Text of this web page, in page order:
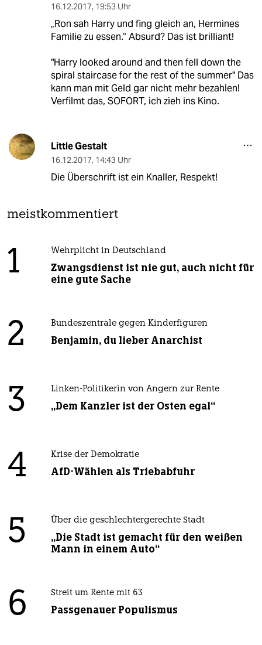
16.12.2017, 19:53 Uhr
„Ron sah Harry und fing gleich an, Hermines
Familie zu essen.“ Absurd? Das ist brilliant!
"Harry looked around and then fell down the
spiral staircase for the rest of the summer" Das
kann man mit Geld gar nicht mehr bezahlen!
Verfilmt das, SOFORT, ich zieh ins Kino.
Little Gestalt
16.12.2017, 14:43 Uhr
Die Überschrift ist ein Knaller, Respekt!
meistkommentiert
1 Wehrplicht in Deutschland
Zwangsdienst ist nie gut, auch nicht für
eine gute Sache
2 Bundeszentrale gegen Kinderfiguren
Benjamin, du lieber Anarchist
3 Linken-Politikerin von Angern zur Rente
„Dem Kanzler ist der Osten egal“
4 Krise der Demokratie
AfD-Wählen als Triebabfuhr
5 Über die geschlechtergerechte Stadt
„Die Stadt ist gemacht für den weißen
Mann in einem Auto“
6 Streit um Rente mit 63
Passgenauer Populismus